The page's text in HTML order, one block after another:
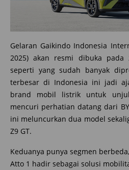
Gelaran Gaikindo Indonesia
2025) akan resmi dibuka pada
seperti yang sudah banyak
terbesar di Indonesia ini jadi
brand mobil listrik untuk
mencuri perhatian datang dari
ini meluncurkan dua model
Z9 GT.
Keduanya punya segmen
Atto 1 hadir sebagai solusi